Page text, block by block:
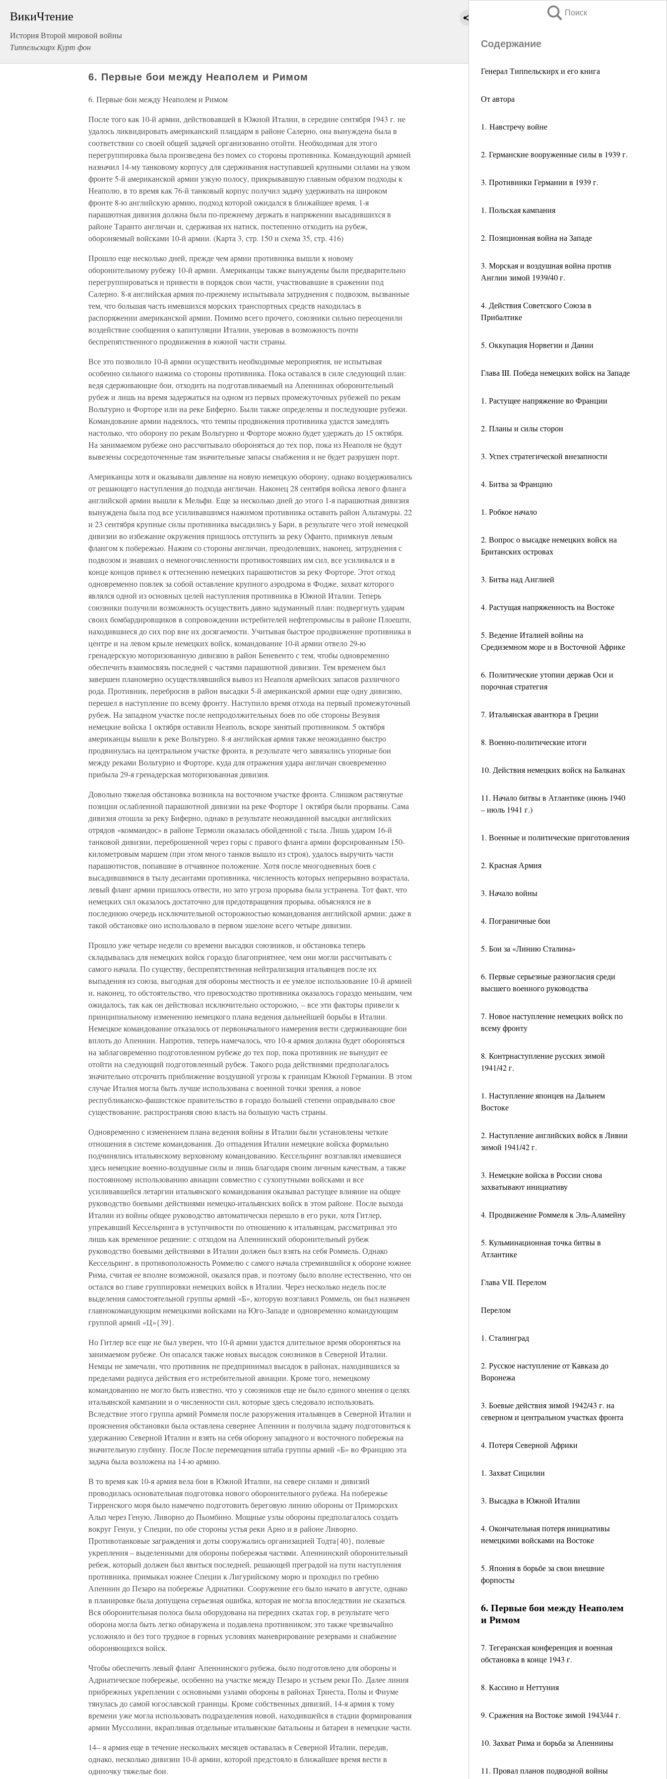
ВикиЧтение
История Второй мировой войны
Типпельскирх Курт фон
Поиск
Содержание
Генерал Типпельскирх и его книга
От автора
1. Навстречу войне
2. Германские вооруженные силы в 1939 г.
3. Противники Германии в 1939 г.
1. Польская кампания
2. Позиционная война на Западе
3. Морская и воздушная война против
Англии зимой 1939/40 г.
4. Действия Советского Союза в
Прибалтике
5. Оккупация Норвегии и Дании
Глава III. Победа немецких войск на Западе
1. Растущее напряжение во Франции
2. Планы и силы сторон
3. Успех стратегической внезапности
4. Битва за Францию
1. Робкое начало
2. Вопрос о высадке немецких войск на
Британских островах
3. Битва над Англией
4. Растущая напряженность на Востоке
5. Ведение Италией войны на
Средиземном море и в Восточной Африке
6. Политические утопии держав Оси и
порочная стратегия
7. Итальянская авантюра в Греции
8. Военно-политические итоги
10. Действия немецких войск на Балканах
11. Начало битвы в Атлантике (июнь 1940
– июль 1941 г.)
1. Военные и политические приготовления
2. Красная Армия
3. Начало войны
4. Пограничные бои
5. Бои за «Линию Сталина»
6. Первые серьезные разногласия среди
высшего военного руководства
7. Новое наступление немецких войск по
всему фронту
8. Контрнаступление русских зимой
1941/42 г.
1. Наступление японцев на Дальнем
Востоке
2. Наступление английских войск в Ливии
зимой 1941/42 г.
3. Немецкие войска в России снова
захватывают инициативу
4. Продвижение Роммеля к Эль-Аламейну
5. Кульминационная точка битвы в
Атлантике
Глава VII. Перелом
Перелом
1. Сталинград
2. Русское наступление от Кавказа до
Воронежа
3. Боевые действия зимой 1942/43 г. на
северном и центральном участках фронта
4. Потеря Северной Африки
1. Захват Сицилии
3. Высадка в Южной Италии
4. Окончательная потеря инициативы
немецкими войсками на Востоке
5. Япония в борьбе за свои внешние
форпосты
6. Первые бои между Неаполем
и Римом
7. Тегеранская конференция и военная
обстановка в конце 1943 г.
8. Кассино и Неттуния
9. Сражения на Востоке зимой 1943/44 г.
10. Захват Рима и борьба за Апеннины
11. Провал планов подводной войны
6. Первые бои между Неаполем и Римом
6. Первые бои между Неаполем и Римом
После того как 10-й армии, действовавшей в Южной Италии, в середине сентября 1943 г. не
удалось ликвидировать американский плацдарм в районе Салерно, она вынуждена была в
соответствии со своей общей задачей организованно отойти. Необходимая для этого
перегруппировка была произведена без помех со стороны противника. Командующий армией
назначил 14-му танковому корпусу для сдерживания наступавшей крупными силами на узком
фронте 5-й американской армии узкую полосу, прикрывавшую главным образом подходы к
Неаполю, в то время как 76-й танковый корпус получил задачу удерживать на широком
фронте 8-ю английскую армию, подход которой ожидался в ближайшее время, 1-я
парашютная дивизия должна была по-прежнему держать в напряжении высадившихся в
районе Таранто англичан и, сдерживая их натиск, постепенно отходить на рубеж,
обороняемый войсками 10-й армии. (Карта 3, стр. 150 и схема 35, стр. 416)
Прошло еще несколько дней, прежде чем армии противника вышли к новому
оборонительному рубежу 10-й армии. Американцы также вынуждены были предварительно
перегруппироваться и привести в порядок свои части, участвовавшие в сражении под
Салерно. 8-я английская армия по-прежнему испытывала затруднения с подвозом, вызванные
тем, что большая часть имевшихся морских транспортных средств находилась в
распоряжении американской армии. Помимо всего прочего, союзники сильно переоценили
воздействие сообщения о капитуляции Италии, уверовав в возможность почти
беспрепятственного продвижения в южной части страны.
Все это позволило 10-й армии осуществить необходимые мероприятия, не испытывая
особенно сильного нажима со стороны противника. Пока оставался в силе следующий план:
ведя сдерживающие бои, отходить на подготавливаемый на Апеннинах оборонительный
рубеж и лишь на время задержаться на одном из первых промежуточных рубежей по рекам
Вольтурно и Форторе или на реке Биферно. Были также определены и последующие рубежи.
Командование армии надеялось, что темпы продвижения противника удастся замедлять
настолько, что оборону по рекам Вольтурно и Форторе можно будет удержать до 15 октября.
На занимаемом рубеже оно рассчитывало обороняться до тех пор, пока из Неаполя не будут
вывезены сосредоточенные там значительные запасы снабжения и не будет разрушен порт.
Американцы хотя и оказывали давление на новую немецкую оборону, однако воздерживались
от решающего наступления до подхода англичан. Наконец 28 сентября войска левого фланга
английской армии вышли к Мельфи. Еще за несколько дней до этого 1-я парашютная дивизия
вынуждена была под все усиливавшимся нажимом противника оставить район Альтамуры. 22
и 23 сентября крупные силы противника высадились у Бари, в результате чего этой немецкой
дивизии во избежание окружения пришлось отступить за реку Офанто, примкнув левым
флангом к побережью. Нажим со стороны англичан, преодолевших, наконец, затруднения с
подвозом и знавших о немногочисленности противостоявших им сил, все усиливался и в
конце концов привел к оттеснению немецких парашютистов за реку Форторе. Этот отход
одновременно повлек за собой оставление крупного аэродрома в Фодже, захват которого
являлся одной из основных целей наступления противника в Южной Италии. Теперь
союзники получили возможность осуществить давно задуманный план: подвергнуть ударам
своих бомбардировщиков в сопровождении истребителей нефтепромыслы в районе Плоешти,
находившиеся до сих пор вне их досягаемости. Учитывая быстрое продвижение противника в
центре и на левом крыле немецких войск, командование 10-й армии отвело 29-ю
гренадерскую моторизованную дивизию в район Беневенто с тем, чтобы одновременно
обеспечить взаимосвязь последней с частями парашютной дивизии. Тем временем был
завершен планомерно осуществлявшийся вывоз из Неаполя армейских запасов различного
рода. Противник, перебросив в район высадки 5-й американской армии еще одну дивизию,
перешел в наступление по всему фронту. Наступило время отхода на первый промежуточный
рубеж. На западном участке после непродолжительных боев по обе стороны Везувия
немецкие войска 1 октября оставили Неаполь, вскоре занятый противником. 5 октября
американцы вышли к реке Вольтурно. 8-я английская армия также неожиданно быстро
продвинулась на центральном участке фронта, в результате чего завязались упорные бои
между реками Вольтурно и Форторе, куда для отражения удара англичан своевременно
прибыла 29-я гренадерская моторизованная дивизия.
Довольно тяжелая обстановка возникла на восточном участке фронта. Слишком растянутые
позиции ослабленной парашютной дивизии на реке Форторе 1 октября были прорваны. Сама
дивизия отошла за реку Биферно, однако в результате неожиданной высадки английских
отрядов «коммандос» в районе Термоли оказалась обойденной с тыла. Лишь ударом 16-й
танковой дивизии, переброшенной через горы с правого фланга армии форсированным 150-
километровым маршем (при этом много танков вышло из строя), удалось выручить части
парашютистов, попавшие в отчаянное положение. Хотя после многодневных боев с
высадившимися в тылу десантами противника, численность которых непрерывно возрастала,
левый фланг армии пришлось отвести, но зато угроза прорыва была устранена. Тот факт, что
немецких сил оказалось достаточно для предотвращения прорыва, объяснялся не в
последнюю очередь исключительной осторожностью командования английской армии: даже в
такой обстановке оно использовало в первом эшелоне всего четыре дивизии.
Прошло уже четыре недели со времени высадки союзников, и обстановка теперь
складывалась для немецких войск гораздо благоприятнее, чем они могли рассчитывать с
самого начала. По существу, беспрепятственная нейтрализация итальянцев после их
выпадения из союза, выгодная для обороны местность и ее умелое использование 10-й армией
и, наконец, то обстоятельство, что превосходство противника оказалось гораздо меньшим, чем
ожидалось, так как он действовал исключительно осторожно, – все эти факторы привели к
принципиальному изменению немецкого плана ведения дальнейшей борьбы в Италии.
Немецкое командование отказалось от первоначального намерения вести сдерживающие бои
вплоть до Апеннин. Напротив, теперь намечалось, что 10-я армия должна будет обороняться
на заблаговременно подготовленном рубеже до тех пор, пока противник не вынудит ее
отойти на следующий подготовленный рубеж. Такого рода действиями предполагалось
значительно отсрочить приближение воздушной угрозы к границам Южной Германии. В этом
случае Италия могла быть лучше использована с военной точки зрения, а новое
республиканско-фашистское правительство в гораздо большей степени оправдывало свое
существование, распространяя свою власть на большую часть страны.
Одновременно с изменением плана ведения войны в Италии были установлены четкие
отношения в системе командования. До отпадения Италии немецкие войска формально
подчинялись итальянскому верховному командованию. Кессельринг возглавлял имевшиеся
здесь немецкие военно-воздушные силы и лишь благодаря своим личным качествам, а также
постоянному использованию авиации совместно с сухопутными войсками и все
усиливавшейся летаргии итальянского командования оказывал растущее влияние на общее
руководство боевыми действиями немецко-итальянских войск в этом районе. После выхода
Италии из войны общее руководство автоматически перешло в его руки, хотя Гитлер,
упрекавший Кессельринга в уступчивости по отношению к итальянцам, рассматривал это
лишь как временное решение: с отходом на Апеннинский оборонительный рубеж
руководство боевыми действиями в Италии должен был взять на себя Роммель. Однако
Кессельринг, в противоположность Роммелю с самого начала стремившийся к обороне южнее
Рима, считая ее вполне возможной, оказался прав, и поэтому было вполне естественно, что он
остался во главе группировки немецких войск в Италии. Через несколько недель после
выделения самостоятельной группы армий «Б», которую возглавил Роммель, он был назначен
главнокомандующим немецкими войсками на Юго-Западе и одновременно командующим
группой армий «Ц»{39}.
Но Гитлер все еще не был уверен, что 10-й армии удастся длительное время обороняться на
занимаемом рубеже. Он опасался также новых высадок союзников в Северной Италии.
Немцы не замечали, что противник не предпринимал высадок в районах, находившихся за
пределами радиуса действия его истребительной авиации. Кроме того, немецкому
командованию не могло быть известно, что у союзников еще не было единого мнения о целях
итальянской кампании и о численности сил, которые здесь следовало использовать.
Вследствие этого группа армий Роммеля после разоружения итальянцев в Северной Италии и
прояснения обстановки была оставлена севернее Апеннин и получила задачу подготовиться к
удержанию Северной Италии и взять на себя оборону западного и восточного побережья на
значительную глубину. После После перемещения штаба группы армий «Б» во Францию эта
задача была возложена на 14-ю армию.
В то время как 10-я армия вела бои в Южной Италии, на севере силами и дивизий
проводилась основательная подготовка нового оборонительного рубежа. На побережье
Тирренского моря было намечено подготовить береговую линию обороны от Приморских
Альп через Геную, Ливорно до Пьомбино. Мощные узлы обороны предполагалось создать
вокруг Генуи, у Специи, по обе стороны устья реки Арно и в районе Ливорно.
Противотанковые заграждения и доты сооружались организацией Тодта{40}, полевые
укрепления – выделенными для обороны побережья частями. Апеннинский оборонительный
ребеж, который должен был явиться последней, решающей преградой на пути наступления
противника, примыкал южнее Специи к Лигурийскому морю и проходил по гребню
Апеннин до Пезаро на побережье Адриатики. Сооружение его было начато в августе, однако
в планировке была допущена серьезная ошибка, которая не могла впоследствии не сказаться.
Вся оборонительная полоса была оборудована на передних скатах гор, в результате чего
оборона могла быть легко обнаружена и подавлена противником; это также чрезвычайно
усложняло и без того трудное в горных условиях маневрирование резервами и снабжение
обороняющихся войск.
Чтобы обеспечить левый фланг Апеннинского рубежа, было подготовлено для обороны и
Адриатическое побережье, особенно на участке между Пезаро и устьем реки По. Далее линия
прибрежных укреплении с основными узлами обороны в районах Триеста, Полы и Фиуме
тянулась до самой югославской границы. Кроме собственных дивизий, 14-я армия к тому
времени уже могла использовать подразделения новой, находившейся в стадии формирования
армии Муссолини, вкрапливая отдельные итальянские батальоны и батареи в немецкие части.
14– я армия еще в течение нескольких месяцев оставалась в Северной Италии, передав,
однако, несколько дивизии 10-й армии, которой предстояло в ближайшее время вести в
одиночку тяжелые бои.